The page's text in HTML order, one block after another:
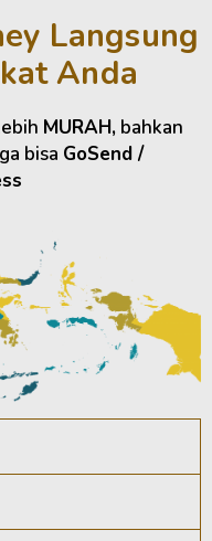
Langsung
Anda
MURAH, bahkan
bisa GoSend /